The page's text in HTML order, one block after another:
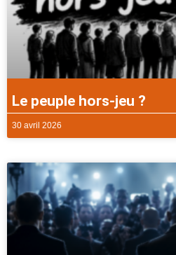
Le peuple hors-jeu ?
30 avril 2026